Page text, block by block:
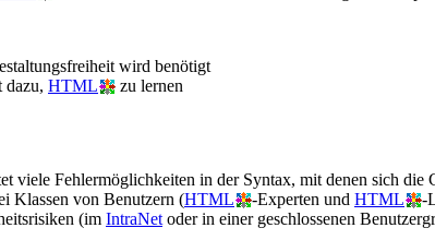
wird benötigt
dazu, HTML
zu lernen
viele Fehlermöglichkeiten in der Syntax, mit denen sich die
Klassen von Benutzern (HTML -Experten und HTML
-
(im IntraNet oder in einer geschlossenen